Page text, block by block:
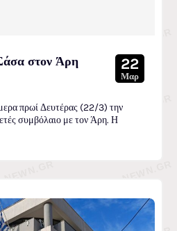
στον Άρη 22
Μαρ
πρωί Δευτέρας (22/3) την
συμβόλαιο με τον Άρη. Η